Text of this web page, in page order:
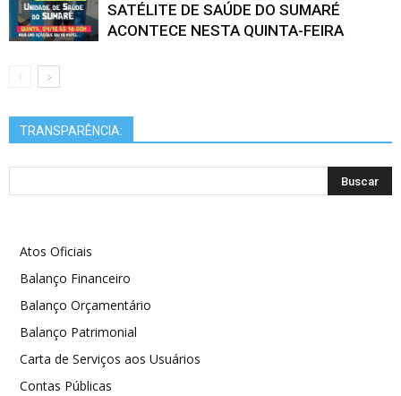
SATÉLITE DE SAÚDE DO SUMARÉ
ACONTECE NESTA QUINTA-FEIRA
TRANSPARÊNCIA:
Atos Oficiais
Balanço Financeiro
Balanço Orçamentário
Balanço Patrimonial
Carta de Serviços aos Usuários
Contas Públicas